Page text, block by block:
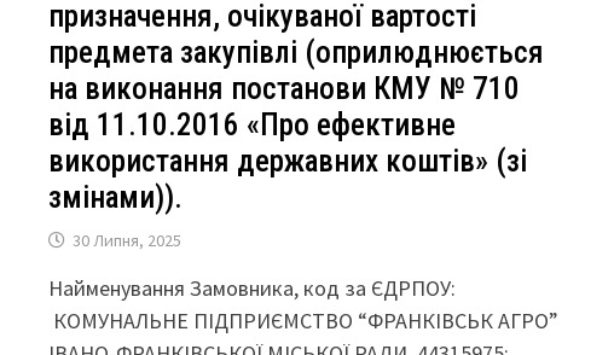
призначення, очікуваної вартості
предмета закупівлі (оприлюднюється
на виконання постанови КМУ № 710
від 11.10.2016 «Про ефективне
використання державних коштів» (зі
змінами)).
30 Липня, 2025
Найменування Замовника, код за ЄДРПОУ:
КОМУНАЛЬНЕ ПІДПРИЄМСТВО “ФРАНКІВСЬК АГРО”